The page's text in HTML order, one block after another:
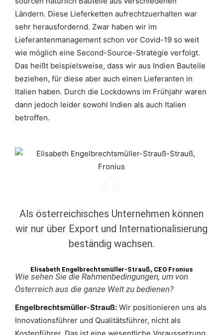
Ländern. Diese Lieferketten aufrechtzuerhalten war
sehr herausfordernd. Zwar haben wir im
Lieferantenmanagement schon vor Covid-19 so weit
wie möglich eine Second-Source-Strategie verfolgt.
Das heißt beispielsweise, dass wir aus Indien Bauteile
beziehen, für diese aber auch einen Lieferanten in
Italien haben. Durch die Lockdowns im Frühjahr waren
dann jedoch leider sowohl Indien als auch Italien
betroffen.
Als österreichisches Unternehmen können
wir nur über Export und Internationalisierung
beständig wachsen.
Elisabeth Engelbrechtsmüller-Strauß, CEO Fronius
Wie sehen Sie die Rahmenbedingungen, um von
Österreich aus die ganze Welt zu bedienen?
Engelbrechtsmüller-Strauß: Wir positionieren uns als
Innovationsführer und Qualitätsführer, nicht als